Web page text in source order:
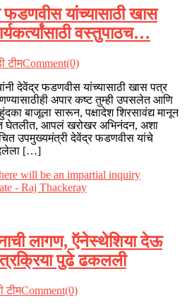
यांच्यासाठी खास
वस्तुपाठच…
टीमComment(0)
देवेंद्र फडणवीस यांच्यासाठी खास पत्र
अपार कष्ट तुम्ही उपसलेत आणि
बाजूला सारून, पक्षादेश शिरसावंद्य मानून
घेतलीत, आपलं खरोखर अभिनंदन, अशा
उपमुख्यमंत्री देवेंद्र फडणवीस यांचे
[…]
लागण, ऍनेस्थेशिया देऊ
पुढे ढकलली
टीमComment(0)